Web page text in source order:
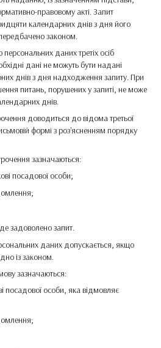
правовому акті. Запит
календарних днів з дня його
законом.
даних третіх осіб
дані не можуть бути надані
днів з дня надходження запиту. При
питань, порушених у запиті, не може
днів.
доводиться до відома третьої
формі з роз'ясненням порядку
зазначаються:
посадової особи;
задоволено запит.
даних допускається, якщо
із законом.
зазначаються:
посадової особи, яка відмовляє